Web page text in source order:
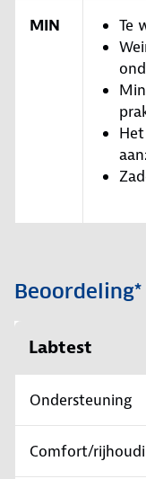
MIN
Te
Beoordeling*
Labtest
Ondersteuning
Comfort/